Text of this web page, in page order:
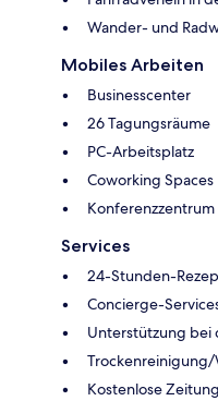
Wander- und
Mobiles Arbeiten
Businesscenter
26 Tagungsräume
PC-Arbeitsplatz
Coworking Spaces
Services
24-Stunden-
Concierge-
Unterstützung bei
Trockenreinigung/
Kostenlose